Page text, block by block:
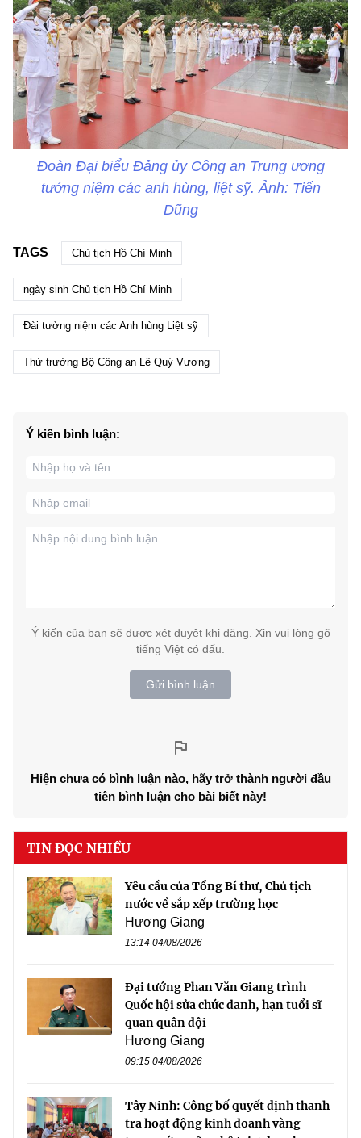
Đoàn Đại biểu Đảng ủy Công an Trung ương
tưởng niệm các anh hùng, liệt sỹ. Ảnh: Tiến
Dũng
TAGS Chủ tịch Hồ Chí Minh
ngày sinh Chủ tịch Hồ Chí Minh
Đài tưởng niệm các Anh hùng Liệt sỹ
Thứ trưởng Bộ Công an Lê Quý Vương
Ý kiến bình luận:
Ý kiến của bạn sẽ được xét duyệt khi đăng. Xin vui lòng gõ
tiếng Việt có dấu.
Gửi bình luận
Hiện chưa có bình luận nào, hãy trở thành người đầu
tiên bình luận cho bài biết này!
TIN ĐỌC NHIỀU
Yêu cầu của Tổng Bí thư, Chủ tịch
nước về sắp xếp trường học
Hương Giang
13:14 04/08/2026
Đại tướng Phan Văn Giang trình
Quốc hội sửa chức danh, hạn tuổi sĩ
quan quân đội
Hương Giang
09:15 04/08/2026
Tây Ninh: Công bố quyết định thanh
tra hoạt động kinh doanh vàng